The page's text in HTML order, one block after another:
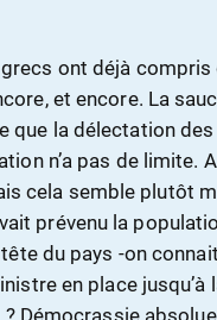
ont déjà compris
et encore. La
que la délectation
n’a pas de limite.
cela semble plutôt
prévenu la
du pays -on
en place jusqu’à